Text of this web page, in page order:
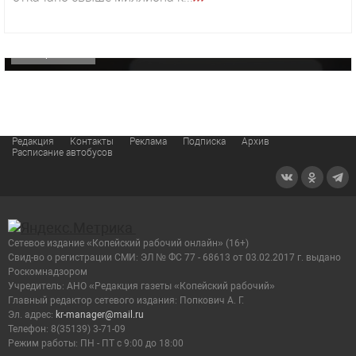
«Звезда» Метрана стала главным героем нового
Редакция Контакты Реклама Подписка
Архив
Расписание автобусов
Сетевое издание «Копейский рабочий онлайн» (16+)
Cвид-во о регистрации СМИ: ЭЛ № ФС 77 - 68613 от 03.02.2017 г. выдано
Роскомнадзором
Учредитель: АНО «Редакция газеты «Копейский рабочий»
Главный редактор сетевого издания: Попкович А. Г.
Эл. адрес: kr-manager@mail.ru
Телефон: 8(35139) 3-71-09
Режим работы: ПН - ПТ с 9:00 до 18:00